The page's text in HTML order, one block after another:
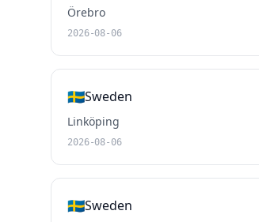
Örebro
2026-08-06
🇸🇪Sweden
Linköping
2026-08-06
🇸🇪Sweden